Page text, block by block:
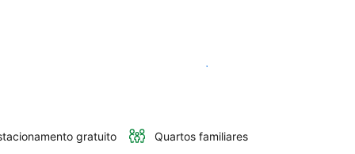
Ver disponibilidade
gratuito Quartos familiares